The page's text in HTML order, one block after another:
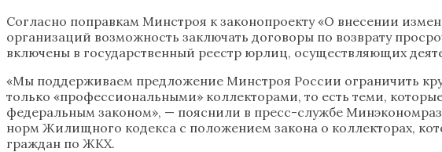
Согласно поправкам Минстроя к законопроекту «О внесении
организаций возможность заключать договоры по возврату
включены в государственный реестр юрлиц, осуществляющих
«Мы поддерживаем предложение Минстроя России ограничить
только «профессиональными» коллекторами, то есть теми,
федеральным законом», — пояснили в пресс-службе
норм Жилищного кодекса с положением закона о коллекторах,
граждан по ЖКХ.